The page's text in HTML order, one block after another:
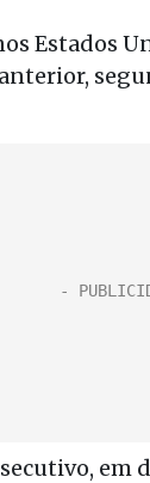
Estados
em